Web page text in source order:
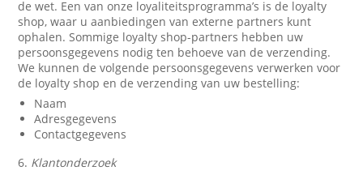
de wet. Een van onze loyaliteitsprogramma’s is de loyalty
shop, waar u aanbiedingen van externe partners kunt
ophalen. Sommige loyalty shop-partners hebben uw
persoonsgegevens nodig ten behoeve van de verzending.
We kunnen de volgende persoonsgegevens verwerken voor
de loyalty shop en de verzending van uw bestelling:
Naam
Adresgegevens
Contactgegevens
6. Klantonderzoek